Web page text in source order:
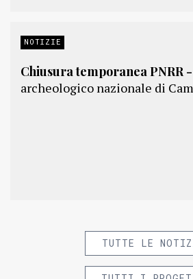
NOTIZIE
Chiusura temporanea PNRR -
archeologico nazionale di
TUTTE LE